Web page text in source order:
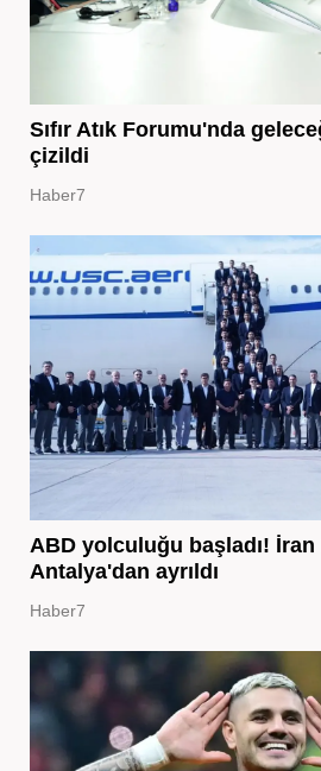
Sıfır Atık Forumu'nda
çizildi
Haber7
ABD yolculuğu başladı! İran
Antalya'dan ayrıldı
Haber7